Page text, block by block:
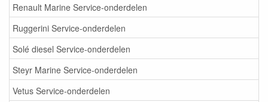
Renault Marine Service-onderdelen
Ruggerini Service-onderdelen
Solé diesel Service-onderdelen
Steyr Marine Service-onderdelen
Vetus Service-onderdelen